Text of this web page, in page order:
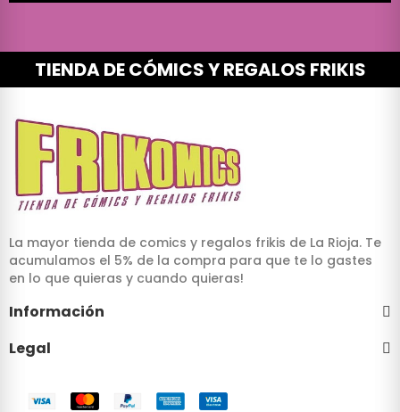
TIENDA DE CÓMICS Y REGALOS FRIKIS
La mayor tienda de comics y regalos frikis de La Rioja. Te
acumulamos el 5% de la compra para que te lo gastes
en lo que quieras y cuando quieras!
Información
Legal